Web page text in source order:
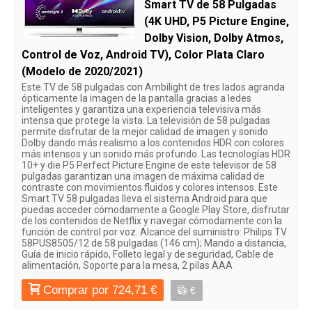
Smart TV de 58 Pulgadas
(4K UHD, P5 Picture Engine,
Dolby Vision, Dolby Atmos,
Control de Voz, Android TV), Color Plata Claro
(Modelo de 2020/2021)
Este TV de 58 pulgadas con Ambilight de tres lados agranda
ópticamente la imagen de la pantalla gracias a ledes
inteligentes y garantiza una experiencia televisiva más
intensa que protege la vista. La televisión de 58 pulgadas
permite disfrutar de la mejor calidad de imagen y sonido
Dolby dando más realismo a los contenidos HDR con colores
más intensos y un sonido más profundo. Las tecnologías HDR
10+ y die P5 Perfect Picture Engine de este televisor de 58
pulgadas garantizan una imagen de máxima calidad de
contraste con movimientos fluidos y colores intensos. Este
Smart TV 58 pulgadas lleva el sistema Android para que
puedas acceder cómodamente a Google Play Store, disfrutar
de los contenidos de Netflix y navegar cómodamente con la
función de control por voz. Alcance del suministro: Philips TV
58PUS8505/12 de 58 pulgadas (146 cm); Mando a distancia,
Guía de inicio rápido, Folleto legal y de seguridad, Cable de
alimentación, Soporte para la mesa, 2 pilas AAA
Comprar por 724,71 € €